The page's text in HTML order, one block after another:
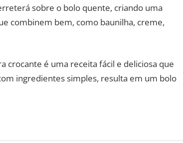
sobre o bolo quente, criando uma
combinem bem, como baunilha, creme,
crocante é uma receita fácil e deliciosa que
ingredientes simples, resulta em um bolo